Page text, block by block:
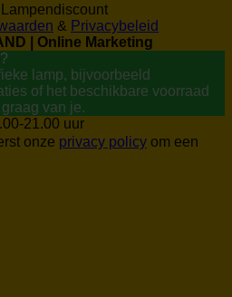
& Privacybeleid
| Online Marketing
lamp, bijvoorbeeld
of het beschikbare voorraad
van je.
21.00 uur
onze privacy policy om een